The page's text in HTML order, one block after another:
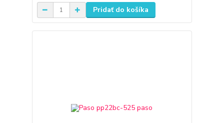
Pridať do košíka